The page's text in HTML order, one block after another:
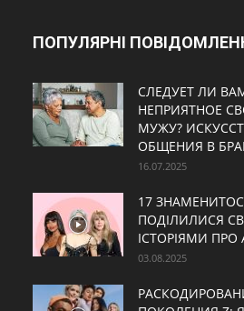
ПОПУЛЯРНІ
СЛЕДУЕТ ЛИ
НЕПРИЯТНОЕ
МУЖУ?
ОБЩЕНИЯ В
16.07.2025
17
ПОДІЛИЛИСЯ
ІСТОРІЯМИ ПРО
03.08.2025